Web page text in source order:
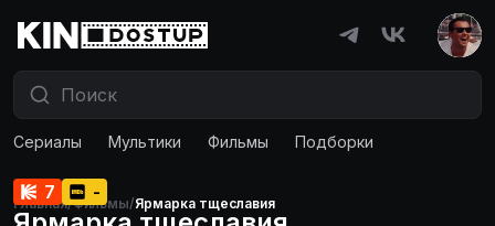
Сериалы Мультики Фильмы Подборки
Главная/Фильмы/Ярмарка тщеславия
7 -